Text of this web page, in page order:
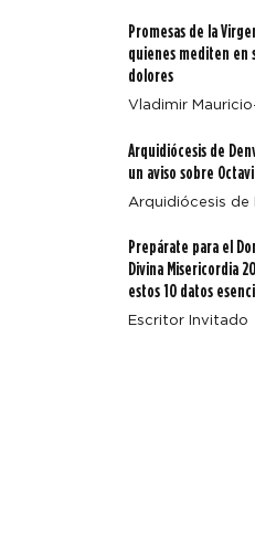
Arquidiócesis de Denver
Promesas de la
quienes mediten en
dolores
Vladimir
Arquidiócesis de
un aviso sobre
Arquidiócesis de
Prepárate para el
Divina Misericordia
estos 10 datos
Escritor Invitado